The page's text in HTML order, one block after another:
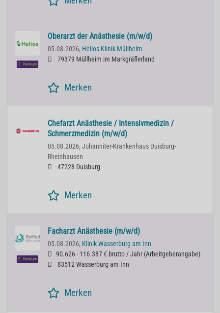
Premium
Oberarzt der Anästhesie (m/w/d)
05.08.2026, Helios Klinik Müllheim
79379 Müllheim im Markgräflerland
Merken
Chefarzt Anästhesie / Intensivmedizin /
Schmerzmedizin (m/w/d)
05.08.2026, Johanniter-Krankenhaus Duisburg-
Rheinhausen
47228 Duisburg
Merken
Premium
Facharzt Anästhesie (m/w/d)
05.08.2026, Klinik Wasserburg am Inn
90.626 - 116.387 € brutto / Jahr (Arbeitgeberangabe)
83512 Wasserburg am Inn
Merken